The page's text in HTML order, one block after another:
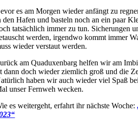
es am Morgen wieder anfängt zu
den Hafen und basteln noch an ein paar
tatsächlich immer zu tun. Sicherungen
werden, irgendwo kommt immer
wieder verstaut werden.
am Quaduxenbarg helfen wir am
dann doch wieder ziemlich groß und die
haben wir auch wieder viel Spaß
unser Fernweh wecken.
es weitergeht, erfahrt ihr nächste Woche: